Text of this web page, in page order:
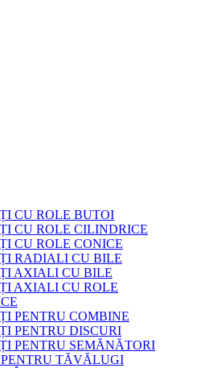
CU ROLE BUTOI
CU ROLE CILINDRICE
CU ROLE CONICE
RADIALI CU BILE
AXIALI CU BILE
AXIALI CU ROLE
PENTRU COMBINE
PENTRU DISCURI
PENTRU SEMĂNĂTORI
TĂVĂLUGI